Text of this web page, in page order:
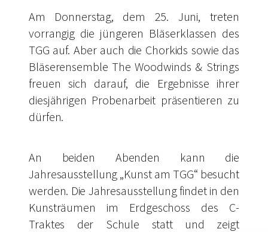
Am Donnerstag, dem 25. Juni, treten
vorrangig die jüngeren Bläserklassen des
TGG auf. Aber auch die Chorkids sowie das
Bläserensemble The Woodwinds & Strings
freuen sich darauf, die Ergebnisse ihrer
diesjährigen Probenarbeit präsentieren zu
dürfen.
An beiden Abenden kann die
Jahresausstellung „Kunst am TGG“ besucht
werden. Die Jahresausstellung findet in den
Kunsträumen im Erdgeschoss des C-
Traktes der Schule statt und zeigt